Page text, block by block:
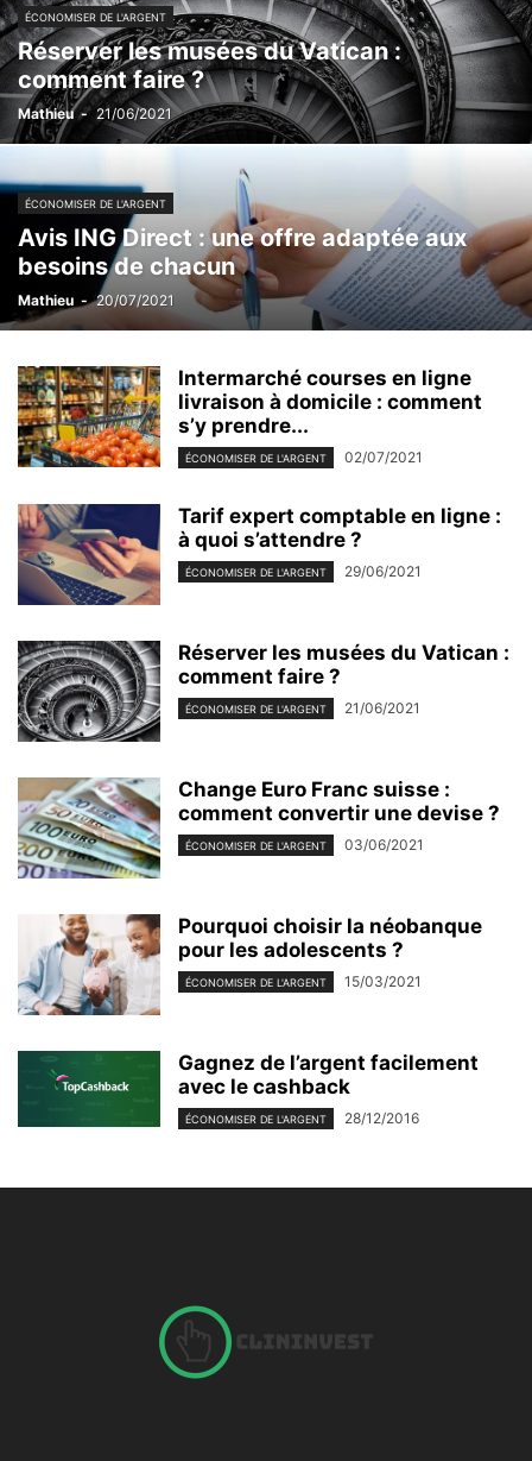
ÉCONOMISER DE L'ARGENT
Réserver les musées du Vatican :
comment faire ?
Mathieu - 21/06/2021
ÉCONOMISER DE L'ARGENT
Avis ING Direct : une offre adaptée aux
besoins de chacun
Mathieu - 20/07/2021
Intermarché courses en ligne
livraison à domicile : comment
s’y prendre...
ÉCONOMISER DE L'ARGENT 02/07/2021
Tarif expert comptable en ligne :
à quoi s’attendre ?
ÉCONOMISER DE L'ARGENT 29/06/2021
Réserver les musées du Vatican :
comment faire ?
ÉCONOMISER DE L'ARGENT 21/06/2021
Change Euro Franc suisse :
comment convertir une devise ?
ÉCONOMISER DE L'ARGENT 03/06/2021
Pourquoi choisir la néobanque
pour les adolescents ?
ÉCONOMISER DE L'ARGENT 15/03/2021
Gagnez de l’argent facilement
avec le cashback
ÉCONOMISER DE L'ARGENT 28/12/2016